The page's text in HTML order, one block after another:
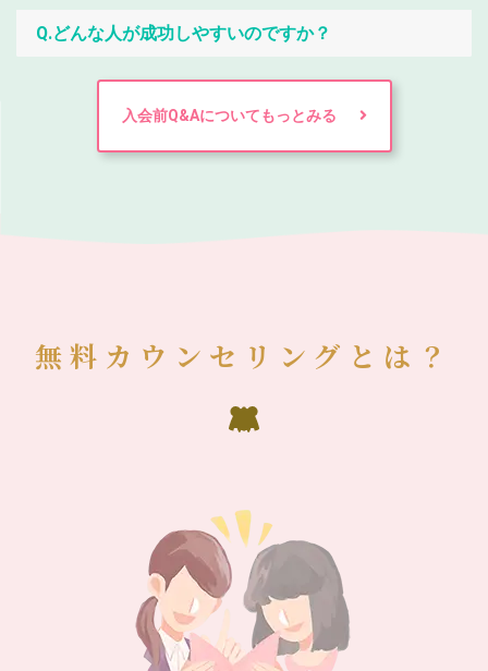
Q.どんな人が成功しやすいのですか？
入会前Q&Aについてもっとみる
無料カウンセリングとは？